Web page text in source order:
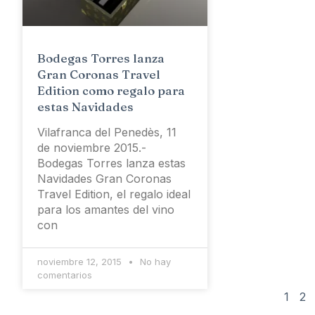
Bodegas Torres lanza
Gran Coronas Travel
Edition como regalo para
estas Navidades
Vilafranca del Penedès, 11
de noviembre 2015.-
Bodegas Torres lanza estas
Navidades Gran Coronas
Travel Edition, el regalo ideal
para los amantes del vino
con
noviembre 12, 2015
No hay
comentarios
1 2